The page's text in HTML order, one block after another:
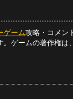
ゲーム攻略・コメン
ゲームの著作権は